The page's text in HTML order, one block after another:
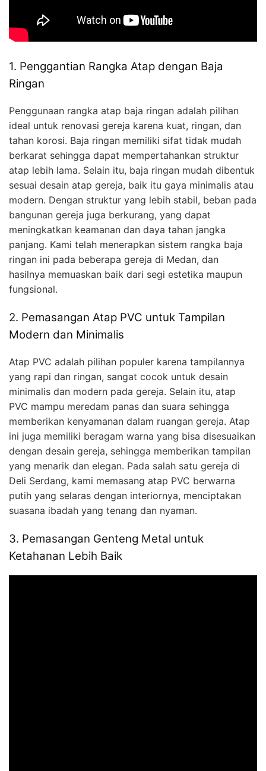
1. Penggantian Rangka Atap dengan Baja
Ringan
Penggunaan rangka atap baja ringan adalah pilihan
ideal untuk renovasi gereja karena kuat, ringan, dan
tahan korosi. Baja ringan memiliki sifat tidak mudah
berkarat sehingga dapat mempertahankan struktur
atap lebih lama. Selain itu, baja ringan mudah dibentuk
sesuai desain atap gereja, baik itu gaya minimalis atau
modern. Dengan struktur yang lebih stabil, beban pada
bangunan gereja juga berkurang, yang dapat
meningkatkan keamanan dan daya tahan jangka
panjang. Kami telah menerapkan sistem rangka baja
ringan ini pada beberapa gereja di Medan, dan
hasilnya memuaskan baik dari segi estetika maupun
fungsional.
2. Pemasangan Atap PVC untuk Tampilan
Modern dan Minimalis
Atap PVC adalah pilihan populer karena tampilannya
yang rapi dan ringan, sangat cocok untuk desain
minimalis dan modern pada gereja. Selain itu, atap
PVC mampu meredam panas dan suara sehingga
memberikan kenyamanan dalam ruangan gereja. Atap
ini juga memiliki beragam warna yang bisa disesuaikan
dengan desain gereja, sehingga memberikan tampilan
yang menarik dan elegan. Pada salah satu gereja di
Deli Serdang, kami memasang atap PVC berwarna
putih yang selaras dengan interiornya, menciptakan
suasana ibadah yang tenang dan nyaman.
3. Pemasangan Genteng Metal untuk
Ketahanan Lebih Baik